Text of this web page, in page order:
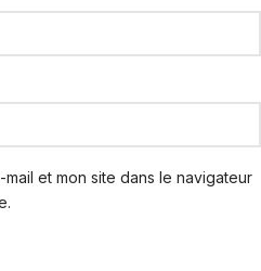
et mon site dans le navigateur